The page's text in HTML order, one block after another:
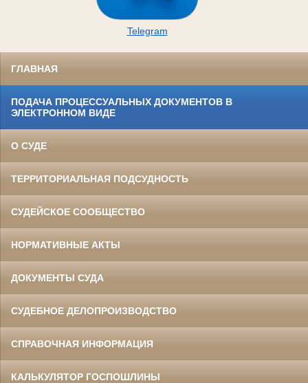
Telegram
ГЛАВНАЯ
ПОДАЧА ПРОЦЕССУАЛЬНЫХ ДОКУМЕНТОВ В
ЭЛЕКТРОННОМ ВИДЕ
О СУДЕ
ТЕРРИТОРИАЛЬНАЯ ПОДСУДНОСТЬ
СУДЕЙСКОЕ СООБЩЕСТВО
НОРМАТИВНЫЕ АКТЫ
ДОКУМЕНТЫ СУДА
СУДЕБНОЕ ДЕЛОПРОИЗВОДСТВО
СПРАВОЧНАЯ ИНФОРМАЦИЯ
КАЛЬКУЛЯТОР ГОСПОШЛИНЫ